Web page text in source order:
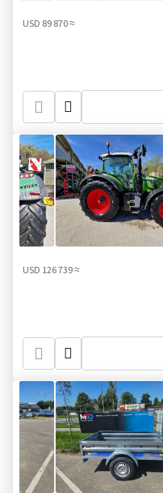
≈ 89 870 USD
≈ 126 739 USD